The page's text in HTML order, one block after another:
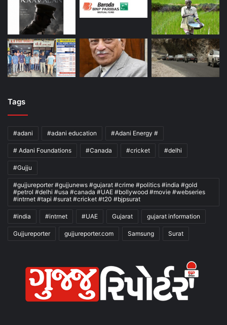
Tags
#adani #adani education #Adani Energy #
# Adani Foundations #Canada #cricket #delhi
#Gujju
#gujjureporter #gujjunews #gujarat #crime #politics #india #gold
#petrol #delhi #usa #canada #UAE #bollywood #movie #webseries
#intrnet #tapi #surat #cricket #t20 #bjpsurat
#india #intrnet #UAE Gujarat gujarat information
Gujjureporter gujjureporter.com Samsung Surat